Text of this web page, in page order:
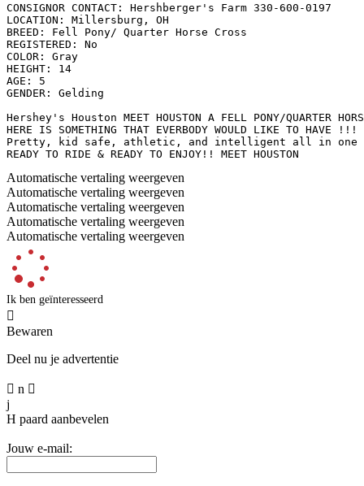
CONSIGNOR CONTACT: Hershberger's Farm 330-600-0197
LOCATION: Millersburg, OH
BREED: Fell Pony/ Quarter Horse Cross
REGISTERED: No
COLOR: Gray
HEIGHT: 14
AGE: 5
GENDER: Gelding
Hershey's Houston MEET HOUSTON A FELL PONY/QUARTER
HERE IS SOMETHING THAT EVERBODY WOULD LIKE TO HAVE !!!
Pretty, kid safe, athletic, and intelligent all in one
READY TO RIDE & READY TO ENJOY!! MEET HOUSTON
Automatische vertaling weergeven
Automatische vertaling weergeven
Automatische vertaling weergeven
Automatische vertaling weergeven
Automatische vertaling weergeven
Ik ben geïnteresseerd

Bewaren
Deel nu je advertentie
 n 
j
H paard aanbevelen
Jouw e-mail: